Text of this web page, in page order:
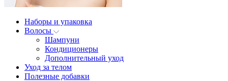
Наборы и упаковка
Волосы
Шампуни
Кондиционеры
Дополнительный уход
Уход за телом
Полезные добавки